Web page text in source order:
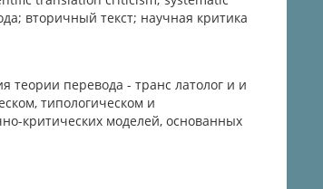
вторичный текст; научная критика
теории перевода - транс латолог и и
типологическом и
критических моделей, основанных